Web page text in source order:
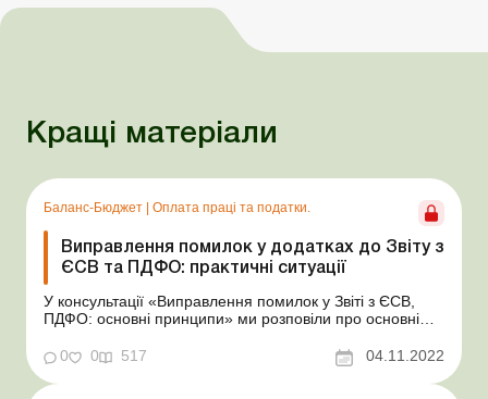
Кращі матеріали
Баланс-Бюджет Оплата праці та податки.
Виправлення помилок у додатках до Звіту з
ЄСВ та ПДФО: практичні ситуації
У консультації «Виправлення помилок у Звіті з ЄСВ,
ПДФО: основні принципи» ми розповіли про основні
розрахунку сум доходу, нарахованого (сплаченого) на
користь платників податків – фізичних осіб, і сум
утриманого з них податку, а також сум...
0 0 517 04.11.2022